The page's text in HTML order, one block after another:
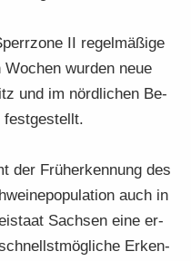
II re­gel­mä­ßi­ge
wur­den neue
und im nörd­li­chen Be­
fest­ge­stellt.
der Früh­erken­nung des
auch in
Sach­sen eine er­
Er­ken­